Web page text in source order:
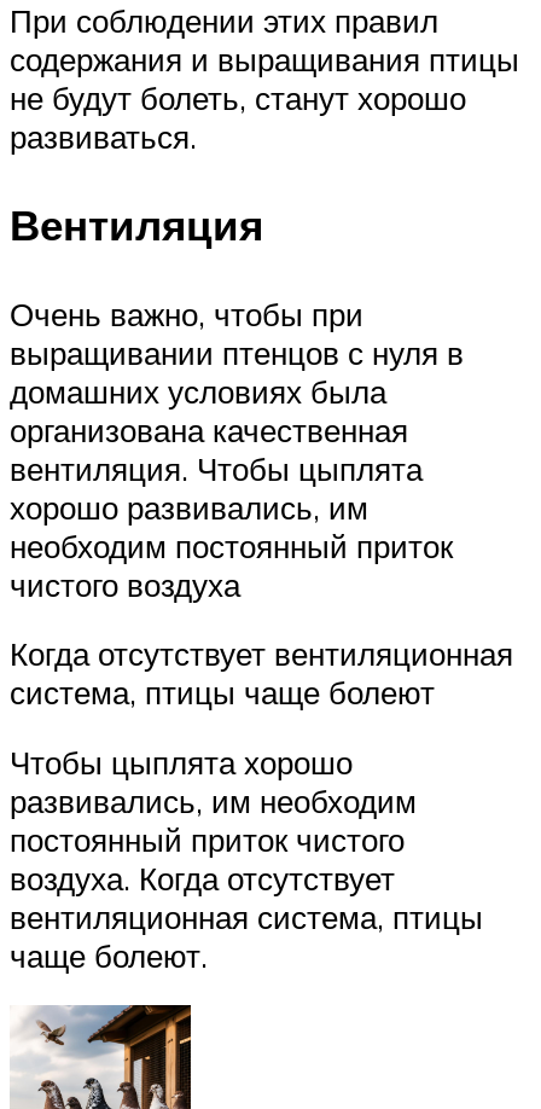
При соблюдении этих правил
содержания и выращивания птицы
не будут болеть, станут хорошо
развиваться.
Вентиляция
Очень важно, чтобы при
выращивании птенцов с нуля в
домашних условиях была
организована качественная
вентиляция. Чтобы цыплята
хорошо развивались, им
необходим постоянный приток
чистого воздуха
Когда отсутствует вентиляционная
система, птицы чаще болеют
Чтобы цыплята хорошо
развивались, им необходим
постоянный приток чистого
воздуха. Когда отсутствует
вентиляционная система, птицы
чаще болеют.